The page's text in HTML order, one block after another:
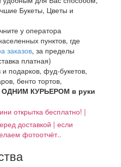
Букеты, Цветы и
у оператора
пунктов, где
заказов, за пределы
платная)
и подарков, фуд-букетов,
бенто тортов,
ОДНИМ КУРЬЕРОМ в руки
открытка бесплатно! |
доставкой | если
фотоотчёт..